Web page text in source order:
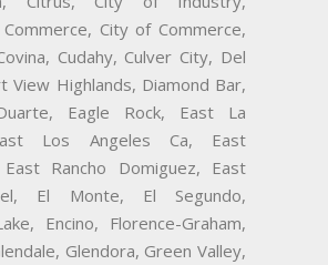
City of Commerce,
Cudahy, Culver City, Del
View Highlands, Diamond Bar,
Eagle Rock, East La
Los Angeles Ca, East
East Rancho Domiguez, East
El Monte, El Segundo,
Encino, Florence-Graham,
Glendora, Green Valley,